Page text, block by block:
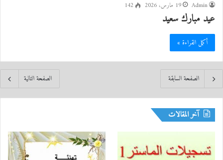
Admin 19 مارس، 2026 142
عيد مبارك سعيد
أكمل القراءة »
الصفحة السابقة الصفحة التالية
آخر المقالات